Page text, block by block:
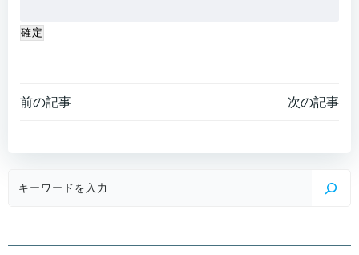
Post
navigation
前の記事
navigation
次の記事